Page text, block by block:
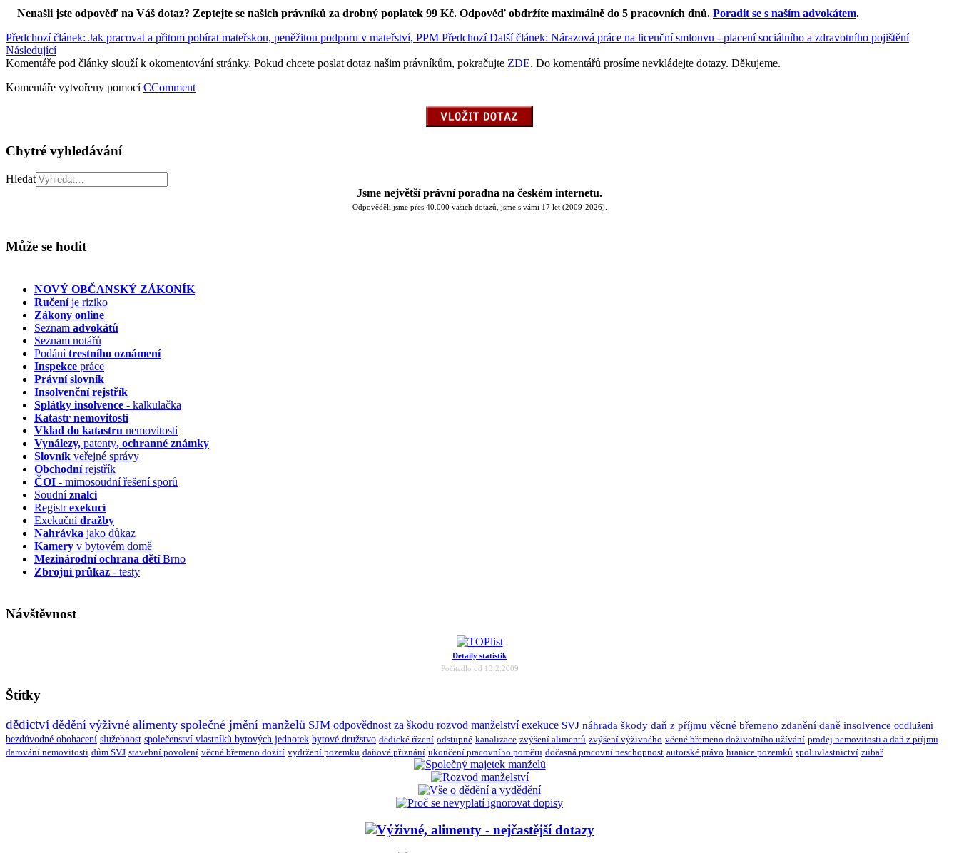
Nenašli jste odpověď na Váš dotaz? Zeptejte se našich právníků za drobný poplatek 99 Kč. Odpověď obdržíte maximálně do 5 pracovních dnů. Poradit se s naším advokátem.
Předchozí článek: Jak pracovat a přitom pobírat mateřskou, peněžitou podporu v mateřství, PPM Předchozí Další článek: Nárazová práce na licenční smlouvu - placení sociálního a zdravotního pojištění
Následující
Komentáře pod články slouží k okomentování stránky. Pokud chcete poslat dotaz našim právníkům, pokračujte ZDE. Do komentářů prosíme nevkládejte dotazy. Děkujeme.
Komentáře vytvořeny pomocíCComment
Chytré vyhledávání
Hledat
Jsme největší právní poradna na českém internetu.
Odpověděli jsme přes 40.000 vašich dotazů, jsme s vámi 17 let (2009-2026).
Může se hodit
NOVÝ OBČANSKÝ ZÁKONÍK
Ručeníje riziko
Zákony online
Seznam advokátů
Seznam notářů
Podánítrestního oznámení
Inspekce práce
Právní slovník
Insolvenčnírejstřík
Splátky insolvence - kalkulačka
Katastr nemovitostí
Vklad do katastru nemovitostí
Vynálezy, patenty, ochranné známky
Slovník veřejné správy
Obchodnírejstřík
ČOI - mimosoudní řešení sporů
Soudníznalci
Registrexekucí
Exekučnídražby
Nahrávka jako důkaz
Kamery v bytovém domě
Mezinárodní ochrana dětíBrno
Zbrojní průkaz - testy
Návštěvnost
Detaily statistik
Počítadlo od 13.2.2009
Štítky
dědictví dědění výživné alimenty společné jmění manželů SJM odpovědnost za škodu rozvod manželství exekuce SVJ náhrada škody daň z příjmu věcné břemeno zdanění daně insolvence oddlužení
bezdůvodné obohacení služebnost společenství vlastníků bytových jednotek bytové družstvo dědické řízení odstupné kanalizace zvýšení alimentů zvýšení výživného věcné břemeno doživotního užívání prodej nemovitosti a daň z příjmu
darování nemovitosti dům SVJ stavební povolení věcné břemeno dožití vydržení pozemku daňové přiznání ukončení pracovního poměru dočasná pracovní neschopnost autorské právo hranice pozemků spoluvlastnictví zubař